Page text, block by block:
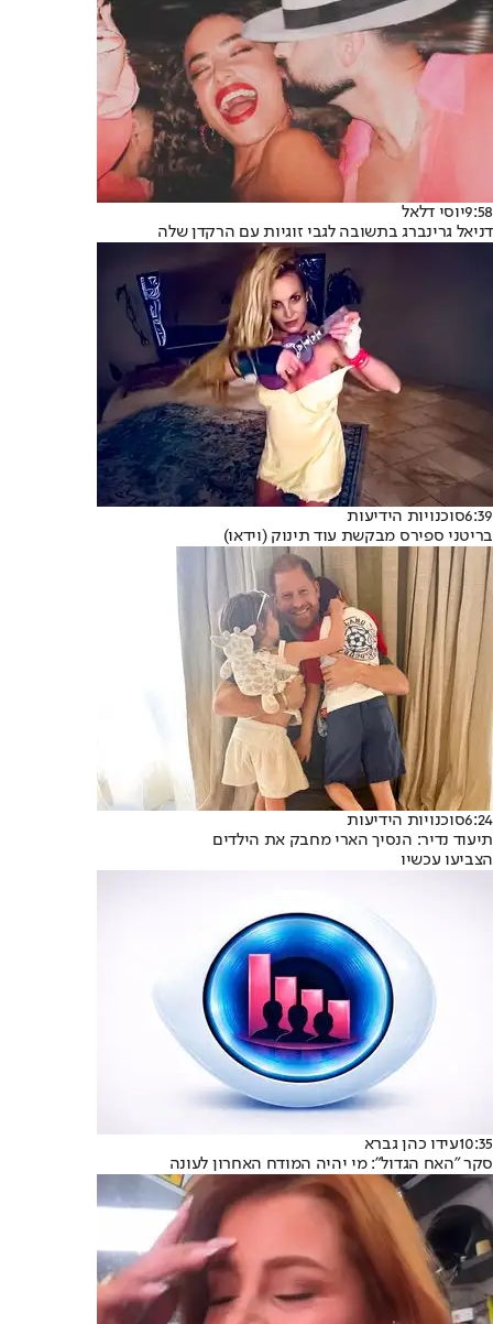
9:58יוסי דלאל
דניאל גרינברג בתשובה לגבי זוגיות עם הרקדן שלה
6:39סוכנויות הידיעות
בריטני ספירס מבקשת עוד תינוק (וידאו)
6:24סוכנויות הידיעות
תיעוד נדיר: הנסיך הארי מחבק את הילדים
הצביעו עכשיו
10:35עידו כהן גברא
סקר "האח הגדול": מי יהיה המודח האחרון לעונה